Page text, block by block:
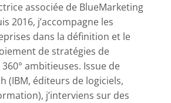
associée de BlueMarketing
2016, j’accompagne les
dans la définition et le
de stratégies de
ambitieuses. Issue de
(IBM, éditeurs de logiciels,
j’interviens sur des